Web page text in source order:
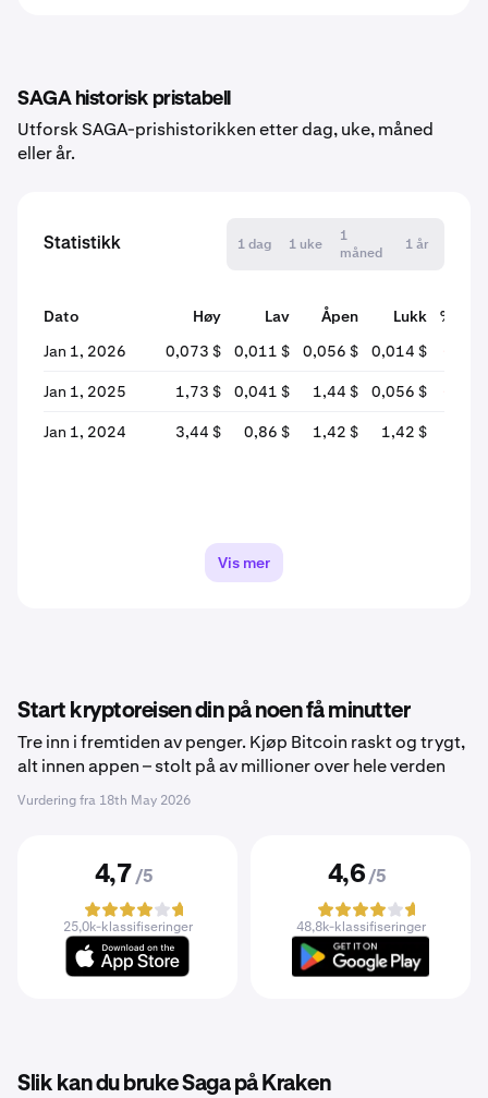
SAGA historisk pristabell
Utforsk SAGA-prishistorikken etter dag, uke, måned
eller år.
Statistikk 1 dag 1 uke
1
måned
1 år
Dato Høy Lav Åpen Lukk
%
Jan 1, 2026
0,073 $ 0,011 $ 0,056 $ 0,014 $
Jan 1, 2025 1,73 $ 0,041 $ 1,44 $ 0,056 $
Jan 1, 2024 3,44 $ 0,86 $ 1,42 $ 1,42 $
Vis mer
Start kryptoreisen din på noen få minutter
Tre inn i fremtiden av penger. Kjøp Bitcoin raskt og trygt,
alt innen appen – stolt på av millioner over hele verden
Vurdering fra 18th May 2026
4,7 /5
25,0k-klassifiseringer
4,6 /5
48,8k-klassifiseringer
Slik kan du bruke Saga på Kraken